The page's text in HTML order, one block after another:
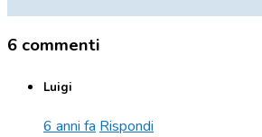
6 commenti
Luigi
6 anni fa Rispondi